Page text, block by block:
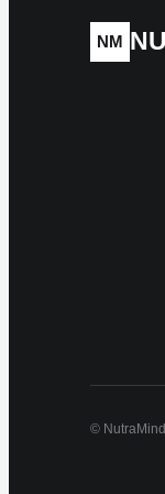
NM
©